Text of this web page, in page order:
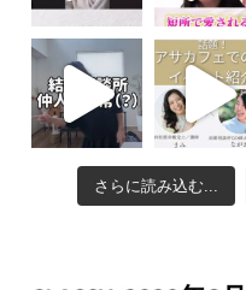
さらに読み込む...